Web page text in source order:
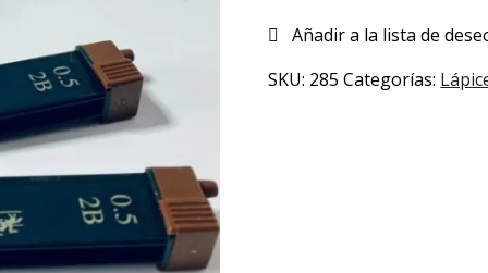
cantidad
SKU: 285 Categorías: